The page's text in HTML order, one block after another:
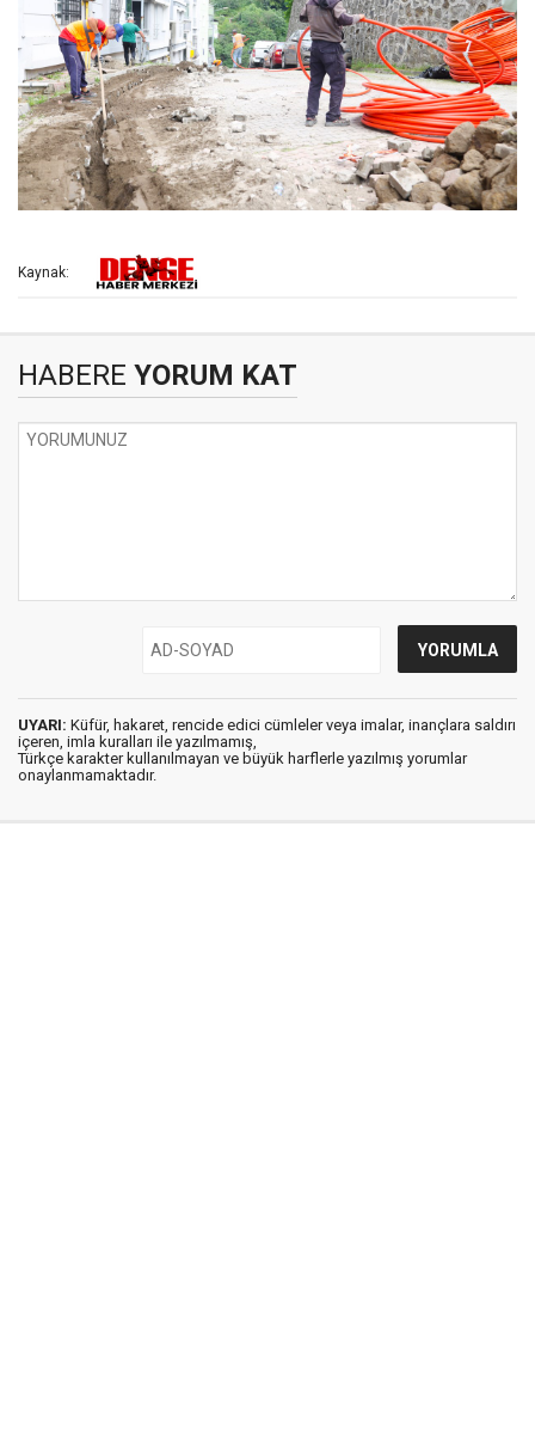
Kaynak:
HABERE YORUM KAT
UYARI: Küfür, hakaret, rencide edici cümleler veya imalar, inançlara saldırı
içeren, imla kuralları ile yazılmamış,
Türkçe karakter kullanılmayan ve büyük harflerle yazılmış yorumlar
onaylanmamaktadır.